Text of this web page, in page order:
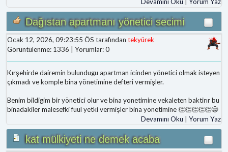
Dağıstan apartmanı yönetici secimi
Ocak 12, 2026, 09:23:55 ÖS tarafından tekyürek
Görüntülenme: 1336 | Yorumlar: 0
Kırşehirde dairemin bulundugu apartman icinden yönetici olmak isteyen
çıkmadı ve komple bina yönetimine defteri vermişler.
Benim bildigim bir yönetici olur ve bina yonetimine vekaleten baktirır bu
binadakiler malesefki fuul yetki vermişler bina yönetimine 👏👏👏👏👏😁
Devamını Oku
Yorum Yaz
kat mülkiyeti ne demek acaba